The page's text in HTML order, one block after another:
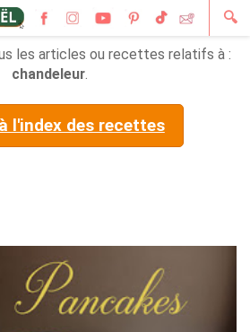
🔍
les articles ou recettes relatifs à :
chandeleur.
l'index des recettes